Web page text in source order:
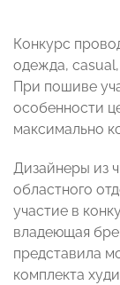
Конкурс
одежда,
При пошиве
особенности
максимально
Дизайнеры из
областного
участие в
владеющая
представила
комплекта